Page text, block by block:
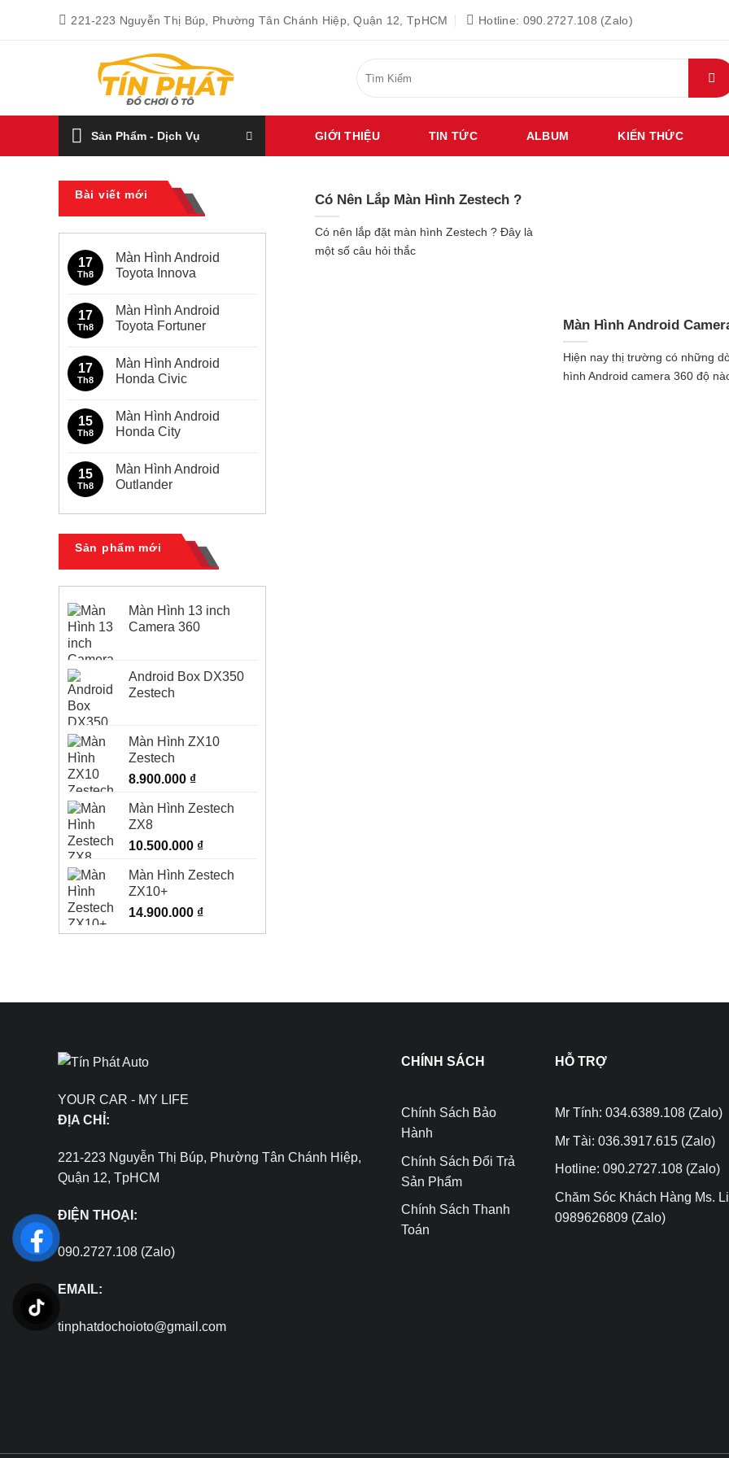
221-223 Nguyễn Thị Búp, Phường Tân Chánh Hiệp, Quận 12, TpHCM Hotline: 090.2727.108 (Zalo)
kiếm:
Sản Phẩm - Dịch Vụ GIỚI THIỆU TIN TỨC ALBUM KIẾN THỨC
Bài viết mới
17
Th8
Màn Hình Android
Toyota Innova
bình
luận
ở
Android
Toyota
Innova
17
Th8
Màn Hình Android
Toyota Fortuner
bình
luận
ở
Android
Toyota
Fortuner
17
Th8
Màn Hình Android
Honda Civic
bình
luận
ở
Android
Honda
Civic
15
Th8
Màn Hình Android
Honda City
bình
luận
ở
Honda
City
15
Th8
Màn Hình Android
Outlander
có
luận
ở
Màn
Outlander
Sản phẩm mới
Màn Hình 13 inch
Camera 360
Android Box DX350
Zestech
Màn Hình ZX10
Zestech
8.900.000 ₫
Màn Hình Zestech
ZX8
10.500.000 ₫
Màn Hình Zestech
ZX10+
14.900.000 ₫
Có Nên Lắp Màn Hình Zestech ?
Có nên lắp đặt màn hình Zestech ? Đây là
một số câu hỏi thắc
Màn Hình Android
Hiện nay thị trường có những
hình Android camera 360 độ
YOUR CAR - MY LIFE
ĐỊA CHỈ:
221-223 Nguyễn Thị Búp, Phường Tân Chánh Hiệp,
Quận 12, TpHCM
ĐIỆN THOẠI:
090.2727.108 (Zalo)
EMAIL:
tinphatdochoioto@gmail.com
CHÍNH SÁCH
Chính Sách Bảo
Hành
Chính Sách Đổi Trả
Sản Phẩm
Chính Sách Thanh
Toán
HỖ TRỢ
Mr Tính: 034.6389.108 (Zalo)
Mr Tài: 036.3917.615 (Zalo)
Hotline: 090.2727.108 (Zalo)
Chăm Sóc Khách Hàng Ms.
0989626809 (Zalo)